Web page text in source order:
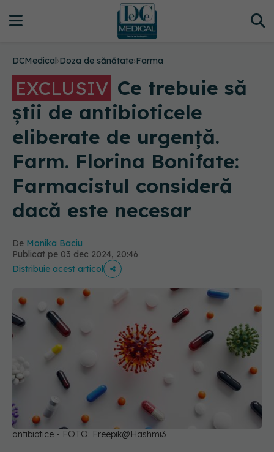
DCMedical›Doza de sănătate›Farma
EXCLUSIV Ce trebuie să
știi de antibioticele
eliberate de urgență.
Farm. Florina Bonifate:
Farmacistul consideră
dacă este necesar
De Monika Baciu
Publicat pe 03 dec 2024, 20:46
Distribuie acest articol
antibiotice - FOTO: Freepik@Hashmi3